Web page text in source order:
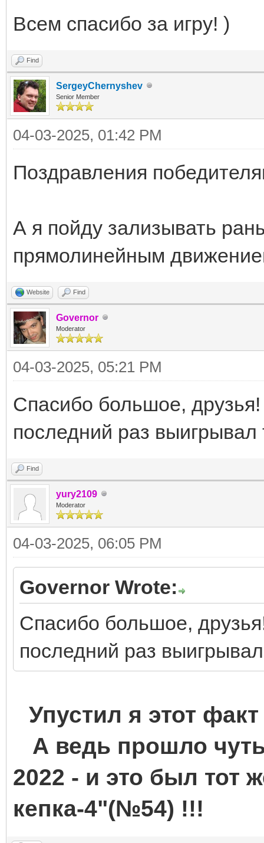
Всем спасибо за игру! )
Find
SergeyChernyshev
Senior Member
04-03-2025, 01:42 PM
Поздравления
А я пойду зализывать
прямолинейным
Website Find
Governor
Moderator
04-03-2025, 05:21 PM
Спасибо большое,
последний раз выигрывал
Find
yury2109
Moderator
04-03-2025, 06:05 PM
Governor Wrote:
Спасибо большое,
последний раз
Упустил я этот
А ведь прошло
2022 - и это был тот
кепка-4"(№54) !!!